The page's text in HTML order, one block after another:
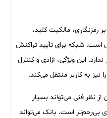
رمزنگاری، مالکیت کلید،
است. شبکه برای تأیید تراکنش
این ویژگی، آزادی و کنترل
نیز به کاربر منتقل می‌کند.
نظر فنی می‌تواند بسیار
بی‌رحم‌تر است. بانک می‌تواند